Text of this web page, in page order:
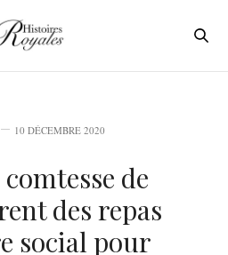
10 DÉCEMBRE 2020
de
des repas
social pour